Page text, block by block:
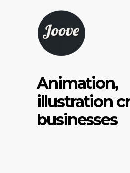
Animation,
illustration
businesses